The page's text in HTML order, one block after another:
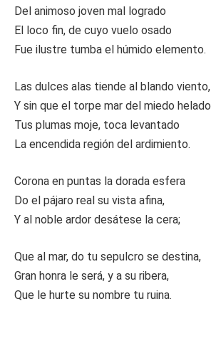
Del animoso joven mal logrado
El loco fin, de cuyo vuelo osado
Fue ilustre tumba el húmido elemento.
Las dulces alas tiende al blando viento,
Y sin que el torpe mar del miedo helado
Tus plumas moje, toca levantado
La encendida región del ardimiento.
Corona en puntas la dorada esfera
Do el pájaro real su vista afina,
Y al noble ardor desátese la cera;
Que al mar, do tu sepulcro se destina,
Gran honra le será, y a su ribera,
Que le hurte su nombre tu ruina.